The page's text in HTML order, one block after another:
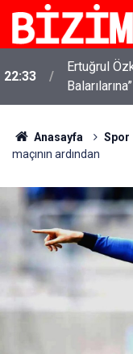
22:33
Ertuğrul
Anasayfa Spor
maçının ardından